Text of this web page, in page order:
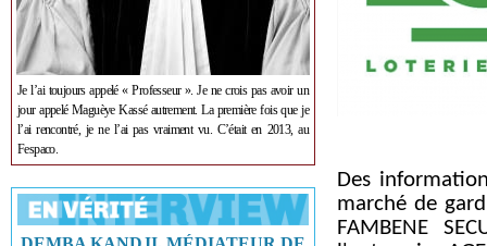
Je l’ai toujours appelé « Professeur ». Je ne crois pas avoir un
jour appelé Maguèye Kassé autrement. La première fois que je
l’ai rencontré, je ne l’ai pas vraiment vu. C’était en 2013, au
Fespaco.
Des
marché de
FAMBENE